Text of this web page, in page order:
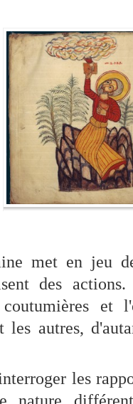
met en jeu
des
et
les autres,
les